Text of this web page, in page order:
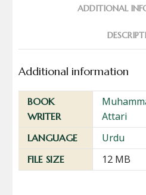
ADDITIONAL
Additional information
BOOK
WRITER
Attari
LANGUAGE Urdu
FILE SIZE 12 MB